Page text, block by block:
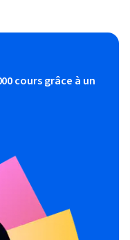
cours grâce à un